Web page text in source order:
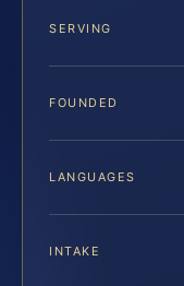
SERVING
FOUNDED
LANGUAGES
INTAKE